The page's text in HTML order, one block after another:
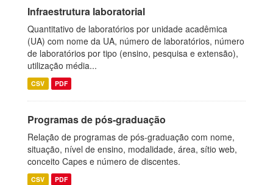
Infraestrutura laboratorial
Quantitativo de laboratórios por unidade acadêmica
(UA) com nome da UA, número de laboratórios, número
de laboratórios por tipo (ensino, pesquisa e extensão),
utilização média...
CSV PDF
Programas de pós-graduação
Relação de programas de pós-graduação com nome,
situação, nível de ensino, modalidade, área, sítio web,
conceito Capes e número de discentes.
CSV PDF